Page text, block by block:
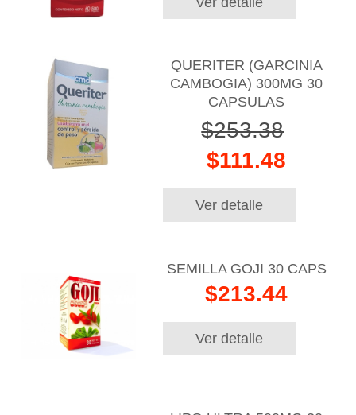
QUERITER (GARCINIA
CAMBOGIA) 300MG 30
CAPSULAS
$253.38
$111.48
Ver detalle
SEMILLA GOJI 30 CAPS
$213.44
Ver detalle